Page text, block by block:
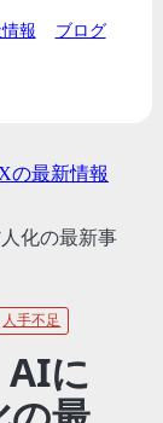
報 ブログ
の最新情報
化の最新事
人手不足
AIに